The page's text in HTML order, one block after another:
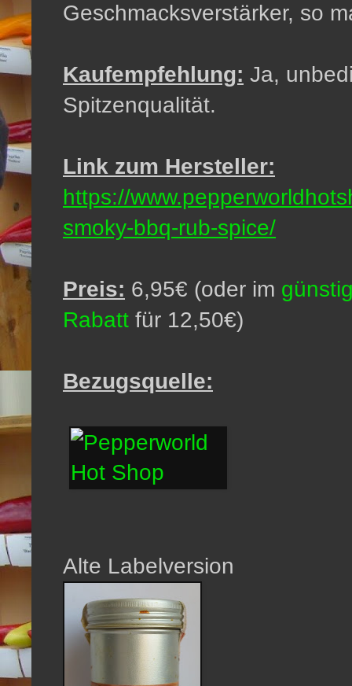
Geschmacksverstärker, so
Kaufempfehlung: Ja,
Spitzenqualität.
Link zum Hersteller:
https://
smoky-bbq-rub-spice/
Preis: 6,95€ (oder im
Rabatt für 12,50€)
Bezugsquelle:
Alte Labelversion